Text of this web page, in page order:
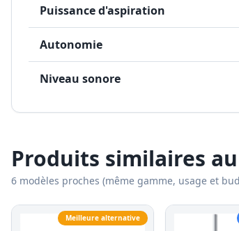
Puissance d'aspiration
Autonomie
Niveau sonore
Produits similaires au
6 modèles proches (même gamme, usage et
Meilleure alternative